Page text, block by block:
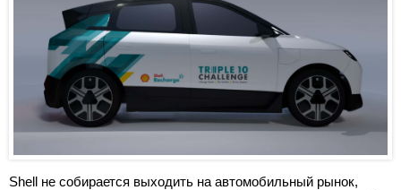
Shell не собирается выходить на автомобильный рынок,